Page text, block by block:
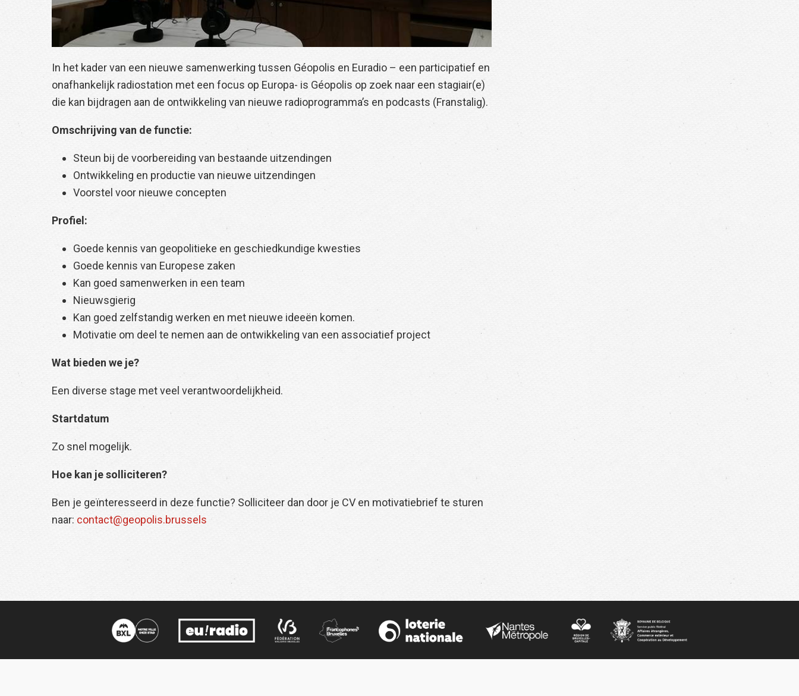
In het kader van een nieuwe samenwerking tussen Géopolis en Euradio – een participatief en
onafhankelijk radiostation met een focus op Europa- is Géopolis op zoek naar een stagiair(e)
die kan bijdragen aan de ontwikkeling van nieuwe radioprogramma’s en podcasts (Franstalig).
Omschrijving van de functie:
Steun bij de voorbereiding van bestaande uitzendingen
Ontwikkeling en productie van nieuwe uitzendingen
Voorstel voor nieuwe concepten
Profiel:
Goede kennis van geopolitieke en geschiedkundige kwesties
Goede kennis van Europese zaken
Kan goed samenwerken in een team
Nieuwsgierig
Kan goed zelfstandig werken en met nieuwe ideeën komen.
Motivatie om deel te nemen aan de ontwikkeling van een associatief project
Wat bieden we je?
Een diverse stage met veel verantwoordelijkheid.
Startdatum
Zo snel mogelijk.
Hoe kan je solliciteren?
Ben je geïnteresseerd in deze functie? Solliciteer dan door je CV en motivatiebrief te sturen
naar: contact@geopolis.brussels